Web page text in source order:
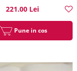
221.00 Lei
Pune in cos